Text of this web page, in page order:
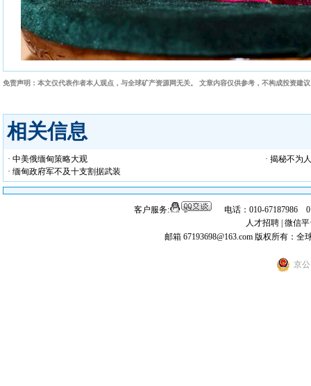
免责声明：本文仅代表作者本人观点，与全球矿产资源网无关。 文章内容仅供参考，不构成投资建
相关信息
· 中美俄缅甸策略大观
· 揭秘不为
· 缅甸政府军不及十支割据武装
客户服务:
电话：010-67187986
人才招聘 微信
邮箱 67193698@163.com 版权所有：全
京公